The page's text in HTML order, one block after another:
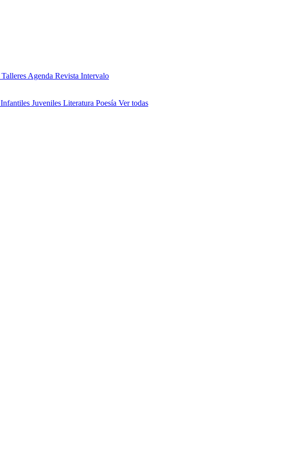
Talleres Agenda Revista Intervalo
Infantiles Juveniles Literatura Poesía Ver todas